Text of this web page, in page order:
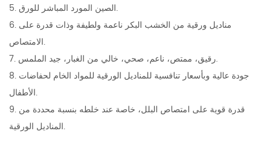
5. الصين المورد المباشر للورق.
6. مناديل ورقية من الخشب البكر ناعمة ولطيفة وذات قدرة على
الامتصاص.
7. رقيق، ممتص، ناعم، صحي، خالي من الغبار، جيد الملمس.
8. جودة عالية وبأسعار تنافسية للمناديل الورقية للمواد الخام لحفاضات
الأطفال.
9. قدرة قوية على امتصاص البلل، خاصة عند خلطه بنسبة محددة من
المناديل الورقية.